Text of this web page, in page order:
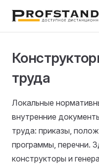
Skip to content
труда
Локальные
внутренние
труда: приказы,
программы, перечни.
конструкторы и